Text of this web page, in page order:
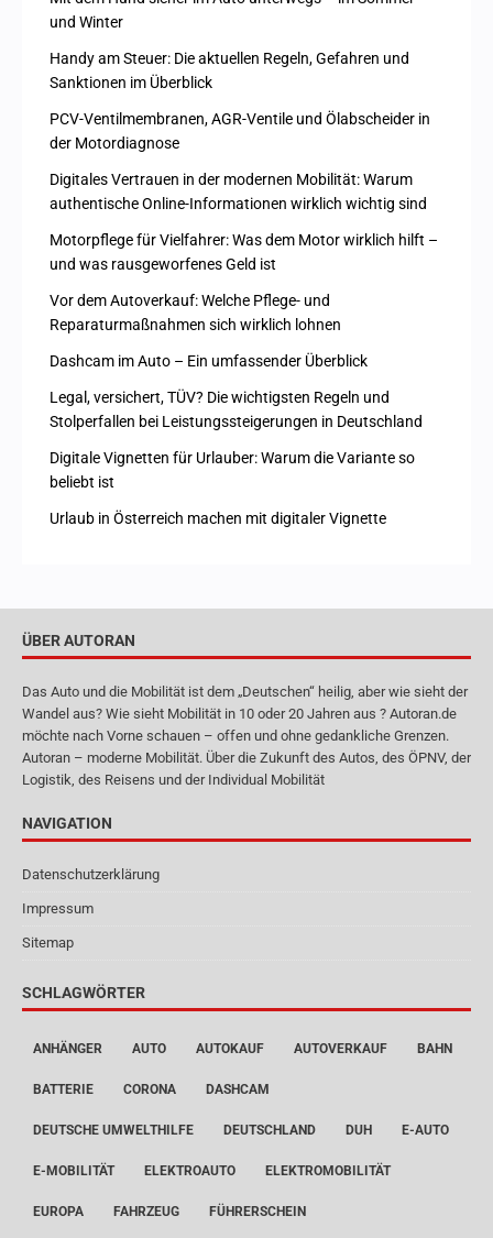
und Winter
Handy am Steuer: Die aktuellen Regeln, Gefahren und
Sanktionen im Überblick
PCV-Ventilmembranen, AGR-Ventile und Ölabscheider in
der Motordiagnose
Digitales Vertrauen in der modernen Mobilität: Warum
authentische Online-Informationen wirklich wichtig sind
Motorpflege für Vielfahrer: Was dem Motor wirklich hilft –
und was rausgeworfenes Geld ist
Vor dem Autoverkauf: Welche Pflege- und
Reparaturmaßnahmen sich wirklich lohnen
Dashcam im Auto – Ein umfassender Überblick
Legal, versichert, TÜV? Die wichtigsten Regeln und
Stolperfallen bei Leistungssteigerungen in Deutschland
Digitale Vignetten für Urlauber: Warum die Variante so
beliebt ist
Urlaub in Österreich machen mit digitaler Vignette
ÜBER AUTORAN
Das Auto und die Mobilität ist dem „Deutschen“ heilig, aber wie sieht der
Wandel aus? Wie sieht Mobilität in 10 oder 20 Jahren aus ? Autoran.de
möchte nach Vorne schauen – offen und ohne gedankliche Grenzen.
Autoran – moderne Mobilität. Über die Zukunft des Autos, des ÖPNV, der
Logistik, des Reisens und der Individual Mobilität
NAVIGATION
Datenschutzerklärung
Impressum
Sitemap
SCHLAGWÖRTER
ANHÄNGER AUTO AUTOKAUF AUTOVERKAUF BAHN
BATTERIE CORONA DASHCAM
DEUTSCHE UMWELTHILFE DEUTSCHLAND DUH E-AUTO
E-MOBILITÄT ELEKTROAUTO ELEKTROMOBILITÄT
EUROPA FAHRZEUG FÜHRERSCHEIN